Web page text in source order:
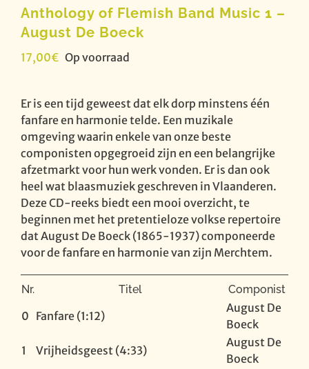
Anthology of Flemish Band Music 1 –
August De Boeck
17,00€ Op voorraad
Er is een tijd geweest dat elk dorp minstens één
fanfare en harmonie telde. Een muzikale
omgeving waarin enkele van onze beste
componisten opgegroeid zijn en een belangrijke
afzetmarkt voor hun werk vonden. Er is dan ook
heel wat blaasmuziek geschreven in Vlaanderen.
Deze CD-reeks biedt een mooi overzicht, te
beginnen met het pretentieloze volkse repertoire
dat August De Boeck (1865-1937) componeerde
voor de fanfare en harmonie van zijn Merchtem.
Nr. Titel Componist
0 Fanfare (1:12)
August De
Boeck
1
Vrijheidsgeest (4:33)
August De
Boeck